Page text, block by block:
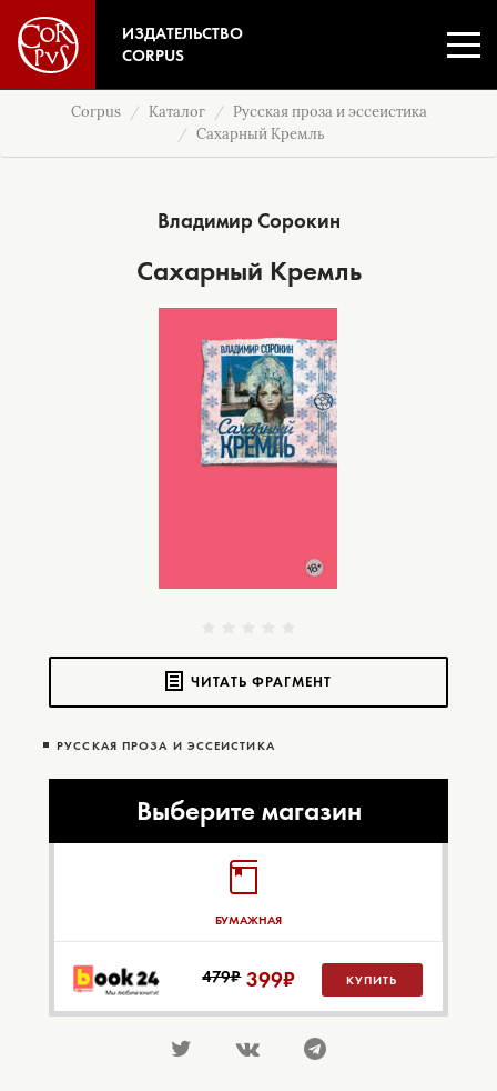
ИЗДАТЕЛЬСТВО
CORPUS
Corpus Каталог
Русская проза и эссеистика
Сахарный Кремль
Владимир Сорокин
Сахарный Кремль
ЧИТАТЬ ФРАГМЕНТ
РУССКАЯ ПРОЗА И ЭССЕИСТИКА
Выберите магазин
БУМАЖНАЯ
479₽ 399₽ КУПИТЬ